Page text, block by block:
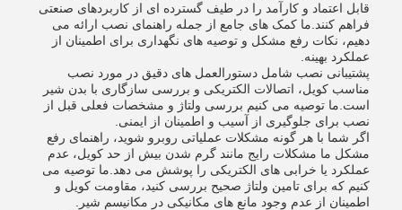
قابل اعتماد و کارآمد را در طیف گسترده ای از کاربردهای صنعتی
فراهم کنند.ما کمک های جامع از جمله راهنمای نصب ارائه می
دهیم، نکات رفع مشکل و توصیه های نگهداری برای اطمینان از
عملکرد بهینه.
پشتیبانی نصب شامل دستورالعمل های دقیق در مورد نصب
مناسب کویل، اتصالات الکتریکی و بررسی سازگاری با بدن شیر
است.ما توصیه می کنیم بررسی ولتاژ و مشخصات فعلی قبل از
نصب برای جلوگیری از آسیب و اطمینان از ایمنی.
اگر شما با هر گونه مشکلات عملیاتی روبرو شوید، راهنمای رفع
مشکل ما مشکلات رایج مانند گرم شدن بیش از حد کویل، عدم
عملکرد یا خرابی های الکتریکی را پوشش می دهد.ما توصیه می
کنیم که برای تامین ولتاژ صحیح بررسی کنید، مقاومت کویل و
اطمینان از عدم وجود مانع های مکانیکی در مکانیسم شیر.